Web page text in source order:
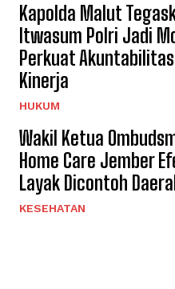
Kapolda Malut
Itwasum Polri Jadi
Perkuat
Kinerja
HUKUM
Wakil Ketua
Home Care Jember
Layak Dicontoh
KESEHATAN